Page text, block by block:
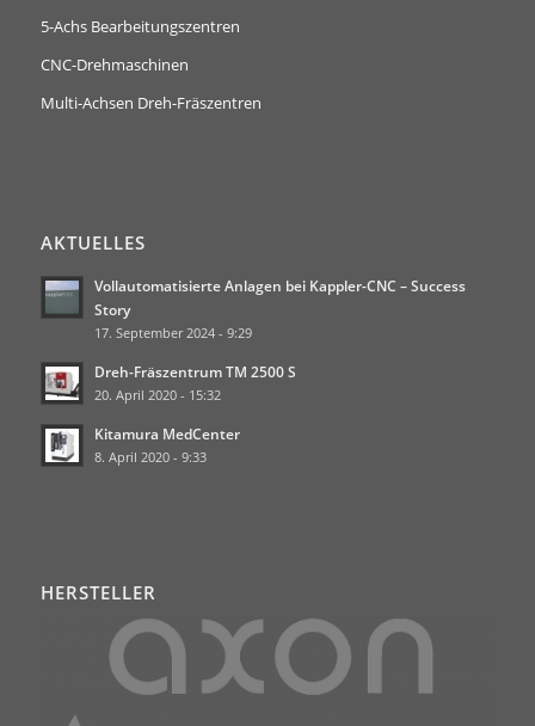
5-Achs Bearbeitungszentren
CNC-Drehmaschinen
Multi-Achsen Dreh-Fräszentren
AKTUELLES
Vollautomatisierte Anlagen bei Kappler-CNC – Success
Story
17. September 2024 - 9:29
Dreh-Fräszentrum TM 2500 S
20. April 2020 - 15:32
Kitamura MedCenter
8. April 2020 - 9:33
HERSTELLER